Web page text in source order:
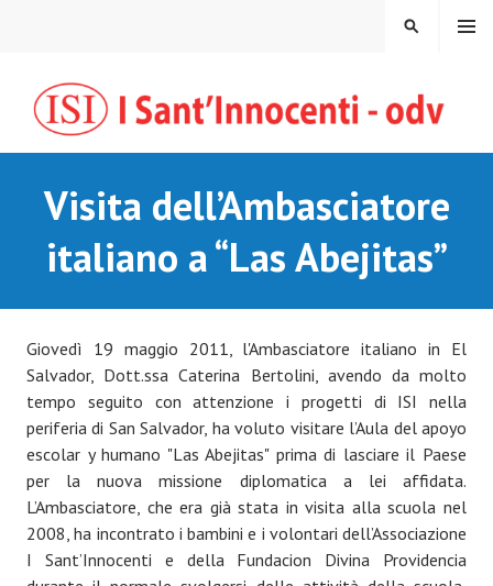
MENU
CERCA
Visita dell’Ambasciatore
italiano a “Las Abejitas”
Giovedì 19 maggio 2011, l'Ambasciatore italiano in El
Salvador, Dott.ssa Caterina Bertolini, avendo da molto
tempo seguito con attenzione i progetti di ISI nella
periferia di San Salvador, ha voluto visitare l’Aula del apoyo
escolar y humano "Las Abejitas" prima di lasciare il Paese
per la nuova missione diplomatica a lei affidata.
L’Ambasciatore, che era già stata in visita alla scuola nel
2008, ha incontrato i bambini e i volontari dell’Associazione
I Sant’Innocenti e della Fundacion Divina Providencia